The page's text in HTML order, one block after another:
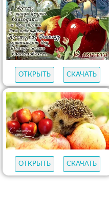
ОТКРЫТЬ СКАЧАТЬ
ОТКРЫТЬ СКАЧАТЬ